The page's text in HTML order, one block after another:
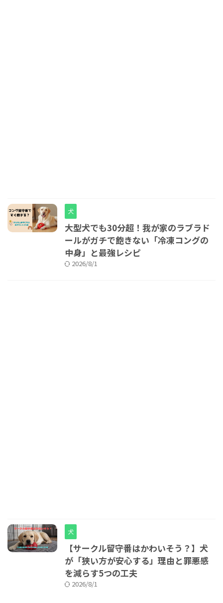
犬
大型犬でも30分超！我が家のラブラド
ールがガチで飽きない「冷凍コングの
中身」と最強レシピ
2026/8/1
犬
【サークル留守番はかわいそう？】犬
が「狭い方が安心する」理由と罪悪感
を減らす5つの工夫
2026/8/1